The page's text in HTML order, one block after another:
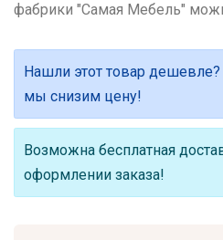
фабрики "Самая Мебель"
Нашли этот товар дешевле?
мы снизим цену!
Возможна бесплатная
оформлении заказа!